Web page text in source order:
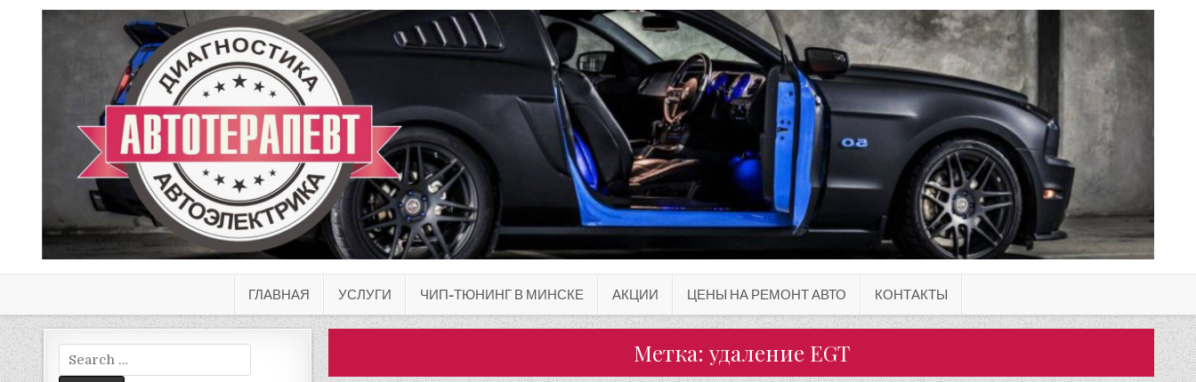
ГЛАВНАЯ УСЛУГИ ЧИП-ТЮНИНГ В МИНСКЕ АКЦИИ ЦЕНЫ НА РЕМОНТ АВТО КОНТАКТЫ
Метка: удаление EGT
Search
for: